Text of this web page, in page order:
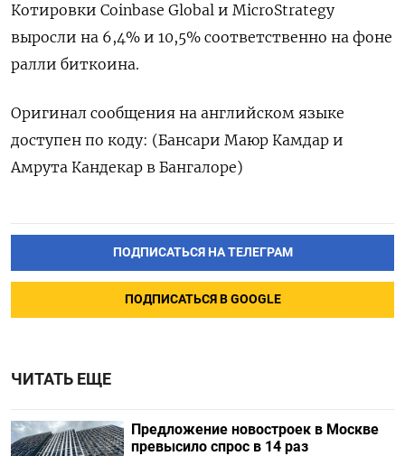
Котировки Coinbase Global и MicroStrategy
выросли на 6,4% и 10,5% соответственно на фоне
ралли биткоина.
Оригинал сообщения на английском языке
доступен по коду: (Бансари Маюр Камдар и
Амрута Кандекар в Бангалоре)
ПОДПИСАТЬСЯ НА ТЕЛЕГРАМ
ПОДПИСАТЬСЯ В GOOGLE
ЧИТАТЬ ЕЩЕ
Предложение новостроек в Москве
превысило спрос в 14 раз